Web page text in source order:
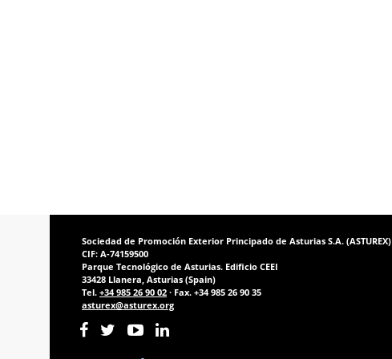
Sociedad de Promoción Exterior Principado de Asturias S.A. (ASTUREX)
CIF: A-74159500
Parque Tecnológico de Asturias. Edificio CEEI
33428 Llanera, Asturias (Spain)
Tel. +34 985 26 90 02 · Fax. +34 985 26 90 35
asturex@asturex.org